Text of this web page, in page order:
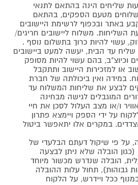
שליחים הינה בהתאם לתנאי
מטעם הספקים, בהתאם
באתר ובכפוף לרשימת היישובים
משלוח ליישובים חריגים/
עשוי להיות כרוך בתשלום נוסף .
עד הבית, יעשה למעט ביישובים
וכיוצ"ב, בהם עשוי להיות מסופק
או למזכירות היישוב ותתקבל
במידה ואין ביכולתה של חברת
לבצע את שליחות המשלוח עד
המוגבלים לגישה מבחינה
ו/או מצב העלול לסכן את חיי
על ידי הספק ויימצא פתרון
במקרים אלו יתאפשר ביטול
על פי שיקול דעתם הבלעדי של
הובלה שלא ניתן לבצעה
הובלה שנדרש מכשור מיוחד
גבוהות), תחול עלות ההובלה
ככל ויידרש, על הלקוח